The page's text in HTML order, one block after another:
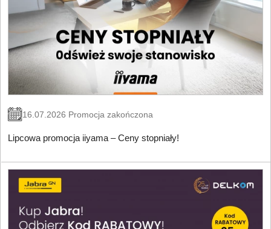
16.07.2026 Promocja zakończona
Lipcowa promocja iiyama – Ceny stopniały!